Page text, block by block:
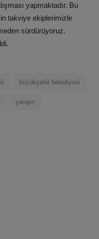
yapmaktadır. Bu
takviye ekiplerimizle
sürdürüyoruz.
büyükşehir belediyesi
yangın